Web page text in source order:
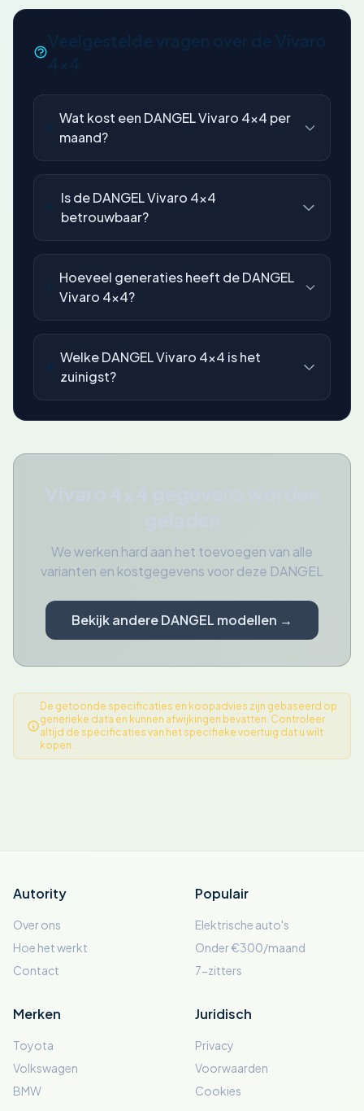
Wat kost een DANGEL Vivaro 4x4 per
maand?
Is de DANGEL Vivaro 4x4
betrouwbaar?
Hoeveel generaties heeft de DANGEL
Vivaro 4x4?
Welke DANGEL Vivaro 4x4 is het
zuinigst?
We werken hard aan het toevoegen van alle
varianten en kostgegevens voor deze DANGEL
Bekijk andere DANGEL modellen →
De getoonde specificaties en koopadvies zijn gebaseerd op
generieke data en kunnen afwijkingen bevatten. Controleer
altijd de specificaties van het specifieke voertuig dat u wilt
kopen.
Autority
Over ons
Hoe het werkt
Contact
Populair
Elektrische auto's
Onder €300/maand
7-zitters
Merken
Toyota
Volkswagen
BMW
Juridisch
Privacy
Voorwaarden
Cookies